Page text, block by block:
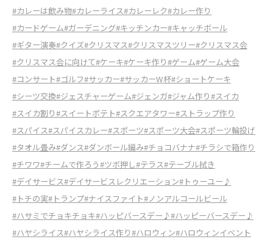
#カレーは飲み物#カレーライス#カレーレク#カレー作り
#カードゲーム#ガーデニング#キッチンカー#キャッチボール
#ギター演奏#クイズ#クリスマス#クリスマスツリー#クリスマス会
#クリスマス会に向けて#ケーキ#ケーキ作り#ゲーム#ゲーム大会
#コンサート#ゴルフ#サッカー#サッカーW杯#ショートケーキ
#シーツ交換#ジェスチャーゲーム#ジェンガ#ジャム作り#スイカ
#スイカ割り#スイートポテト#スクエアタワー#ストラップ作り
#スパイス#スパイスカレー#スポーツ#スポーツ大会#スポーツ輪投げ
#タオル畳み#ダンス#ダンボール編み#チョコバナナ#チラシで箱作り
#チワワ#チームで作ろう#ツボ押し#テラス#テーブル拭き
#デイサービス#デイサービスレクリエーション#トゥーユー♪
#トチの実#トランプ#ナイスファイト#ノンアルコールビール
#ハサミでチョキチョキ#ハッピバースデー♪#ハッピーバースデー♪
#ハヤシライス#ハヤシライス作り#ハロウィン#ハロウィンイベント